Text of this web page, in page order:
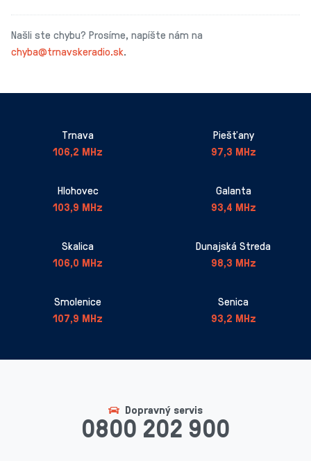
Našli ste chybu? Prosíme, napíšte nám na
chyba@trnavskeradio.sk.
Trnava
106,2 MHz
Piešťany
97,3 MHz
Hlohovec
103,9 MHz
Galanta
93,4 MHz
Skalica
106,0 MHz
Dunajská Streda
98,3 MHz
Smolenice
107,9 MHz
Senica
93,2 MHz
Dopravný servis
0800 202 900